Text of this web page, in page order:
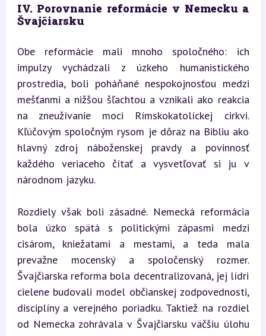
IV. Porovnanie reformácie v Nemecku a
Švajčiarsku
Obe reformácie mali mnoho spoločného: ich
impulzy vychádzali z úzkeho humanistického
prostredia, boli poháňané nespokojnosťou medzi
mešťanmi a nižšou šľachtou a vznikali ako reakcia
na zneužívanie moci Rímskokatolíckej cirkvi.
Kľúčovým spoločným rysom je dôraz na Bibliu ako
hlavný zdroj náboženskej pravdy a povinnosť
každého veriaceho čítať a vysvetľovať si ju v
národnom jazyku.
Rozdiely však boli zásadné. Nemecká reformácia
bola úzko spätá s politickými zápasmi medzi
cisárom, kniežatami a mestami, a teda mala
prevažne mocenský a spoločenský rozmer.
Švajčiarska reforma bola decentralizovaná, jej lídri
cielene budovali model občianskej zodpovednosti,
disciplíny a verejného poriadku. Taktiež na rozdiel
od Nemecka zohrávala v Švajčiarsku väčšiu úlohu